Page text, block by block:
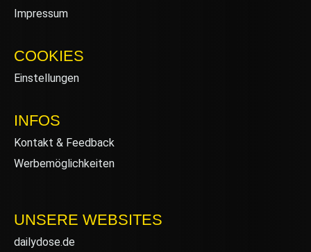
Impressum
COOKIES
Einstellungen
INFOS
Kontakt & Feedback
Werbemöglichkeiten
UNSERE WEBSITES
dailydose.de